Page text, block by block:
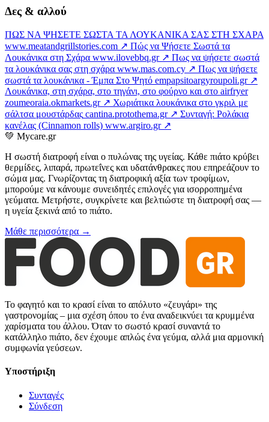
Δες & αλλού
ΠΩΣ ΝΑ ΨΗΣΕΤΕ ΣΩΣΤΑ ΤΑ ΛΟΥΚΑΝΙΚΑ ΣΑΣ ΣΤΗ ΣΧΑΡΑ
www.meatandgrillstories.com ↗ Πώς να Ψήσετε Σωστά τα
Λουκάνικα στη Σχάρα www.ilovebbq.gr ↗ Πως να ψήσετε σωστά
τα λουκάνικα σας στη σχάρα www.mas.com.cy ↗ Πως να ψήσετε
σωστά τα λουκάνικα - Έμπα Στο Ψητό empapsitoargyroupoli.gr ↗
Λουκάνικα, στη σχάρα, στο τηγάνι, στο φούρνο και στο airfryer
zoumeoraia.okmarkets.gr ↗ Χωριάτικα λουκάνικα στο γκριλ με
σάλτσα μουστάρδας cantina.protothema.gr ↗ Συνταγή: Ρολάκια
κανέλας (Cinnamon rolls) www.argiro.gr ↗
💚 Mycare.gr
Η σωστή διατροφή είναι ο πυλώνας της υγείας. Κάθε πιάτο κρύβει
θερμίδες, λιπαρά, πρωτεΐνες και υδατάνθρακες που επηρεάζουν το
σώμα μας. Γνωρίζοντας τη διατροφική αξία των τροφίμων,
μπορούμε να κάνουμε συνειδητές επιλογές για ισορροπημένα
γεύματα. Μετρήστε, συγκρίνετε και βελτιώστε τη διατροφή σας —
η υγεία ξεκινά από το πιάτο.
Μάθε περισσότερα →
Το φαγητό και το κρασί είναι το απόλυτο «ζευγάρι» της
γαστρονομίας – μια σχέση όπου το ένα αναδεικνύει τα κρυμμένα
χαρίσματα του άλλου. Όταν το σωστό κρασί συναντά το
κατάλληλο πιάτο, δεν έχουμε απλώς ένα γεύμα, αλλά μια αρμονική
συμφωνία γεύσεων.
Υποστήριξη
Συνταγές
Σύνδεση